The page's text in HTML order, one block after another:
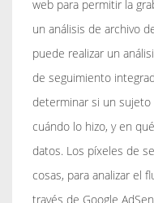
web para permitir la
un análisis de archivo
puede realizar un
de seguimiento
determinar si un
cuándo lo hizo, y en
datos. Los píxeles de
cosas, para analizar el
través de Google